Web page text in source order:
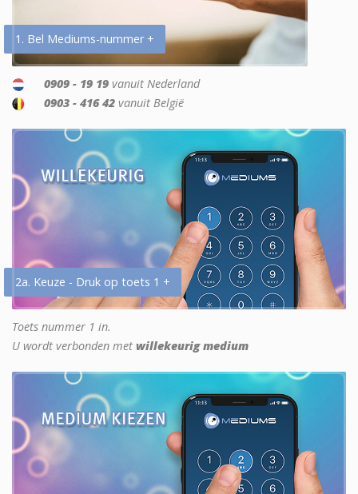
1. Bel Mediums-nummer +
0909 - 19 19 vanuit Nederland
0903 - 416 42 vanuit België
2a. Keuze - Druk op toets 1 +
Toets nummer 1 in.
U wordt verbonden met willekeurig medium